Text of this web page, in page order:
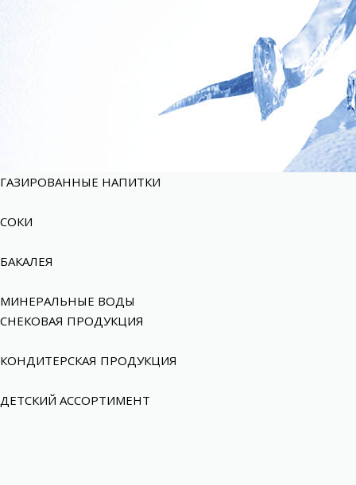
ГАЗИРОВАННЫЕ НАПИТКИ
СОКИ
БАКАЛЕЯ
МИНЕРАЛЬНЫЕ ВОДЫ
СНЕКОВАЯ ПРОДУКЦИЯ
КОНДИТЕРСКАЯ ПРОДУКЦИЯ
ДЕТСКИЙ АССОРТИМЕНТ